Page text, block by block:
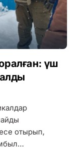
үш
отырып,